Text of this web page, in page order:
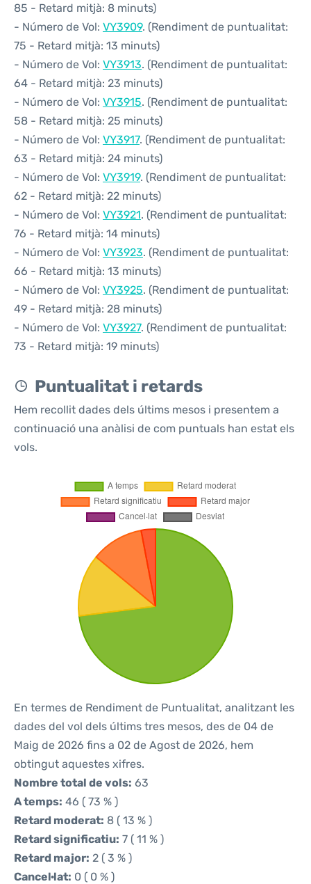
85 - Retard mitjà: 8 minuts)
- Número de Vol: VY3909. (Rendiment de puntualitat:
75 - Retard mitjà: 13 minuts)
- Número de Vol: VY3913. (Rendiment de puntualitat:
64 - Retard mitjà: 23 minuts)
- Número de Vol: VY3915. (Rendiment de puntualitat:
58 - Retard mitjà: 25 minuts)
- Número de Vol: VY3917. (Rendiment de puntualitat:
63 - Retard mitjà: 24 minuts)
- Número de Vol: VY3919. (Rendiment de puntualitat:
62 - Retard mitjà: 22 minuts)
- Número de Vol: VY3921. (Rendiment de puntualitat:
76 - Retard mitjà: 14 minuts)
- Número de Vol: VY3923. (Rendiment de puntualitat:
66 - Retard mitjà: 13 minuts)
- Número de Vol: VY3925. (Rendiment de puntualitat:
49 - Retard mitjà: 28 minuts)
- Número de Vol: VY3927. (Rendiment de puntualitat:
73 - Retard mitjà: 19 minuts)
Puntualitat i retards
Hem recollit dades dels últims mesos i presentem a
continuació una anàlisi de com puntuals han estat els
vols.
En termes de Rendiment de Puntualitat, analitzant les
dades del vol dels últims tres mesos, des de 04 de
Maig de 2026 fins a 02 de Agost de 2026, hem
obtingut aquestes xifres.
Nombre total de vols: 63
A temps: 46 ( 73 % )
Retard moderat: 8 ( 13 % )
Retard significatiu: 7 ( 11 % )
Retard major: 2 ( 3 % )
Cancel·lat: 0 ( 0 % )